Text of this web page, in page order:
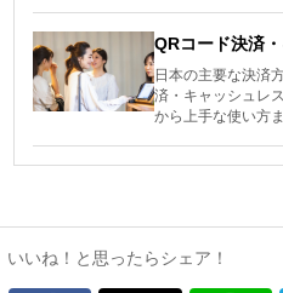
QRコード決済
日本の主要な決済
済・キャッシュレ
から上手な使い方
いいね！と思ったらシェア！